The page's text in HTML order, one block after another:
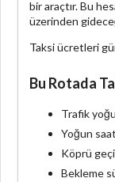
bir araçtır. Bu
üzerinden
Taksi ücretleri
Bu Rotada
Trafik
Yoğun
Köprü
Bekleme